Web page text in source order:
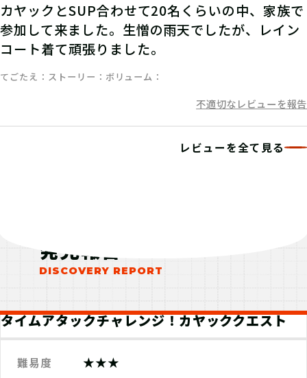
見報酬をゲット！
カヤックとSUP合わせて20名くらいの中、家族で
参加して来ました。生憎の雨天でしたが、レイン
コート着て頑張りました。
てごたえ ストーリー ボリューム
不適切なレビューを報告
レビューを全て見る
発見報告
タイムアタックチャレンジ！カヤッククエスト
難易度 ★★★